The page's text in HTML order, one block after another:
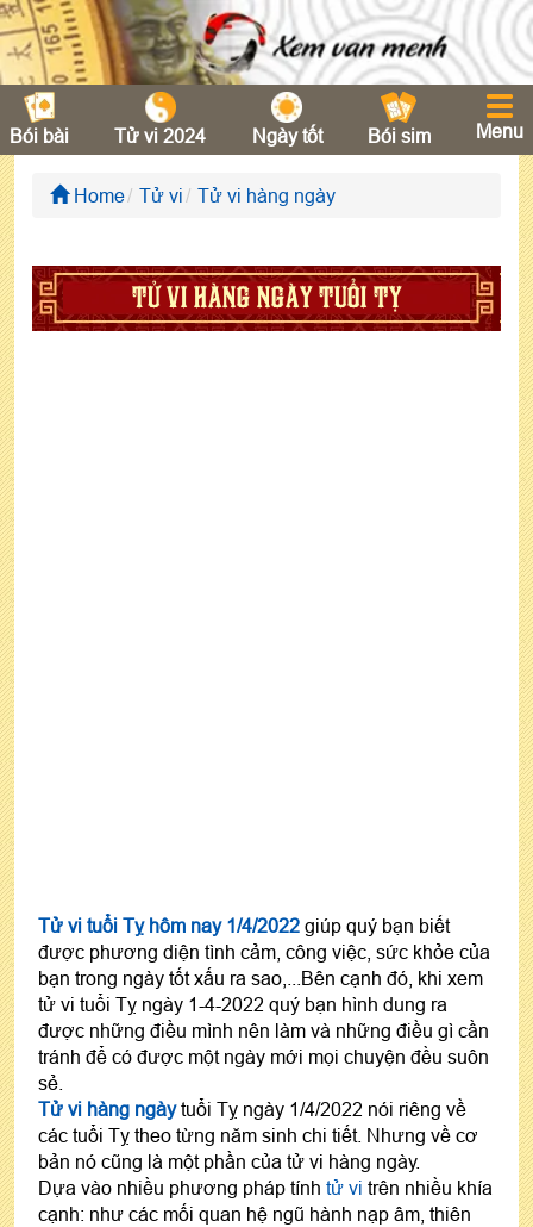
Bói bài Tử vi 2024 Ngày tốt Bói sim Menu
Home Tử vi Tử vi hàng ngày
TỬ VI HÀNG NGÀY TUỔI TỴ
Tử vi tuổi Tỵ hôm nay 1/4/2022 giúp quý bạn biết
được phương diện tình cảm, công việc, sức khỏe của
bạn trong ngày tốt xấu ra sao,...Bên cạnh đó, khi xem
tử vi tuổi Tỵ ngày 1-4-2022 quý bạn hình dung ra
được những điều mình nên làm và những điều gì cần
tránh để có được một ngày mới mọi chuyện đều suôn
sẻ.
Tử vi hàng ngàytuổi Tỵ ngày 1/4/2022 nói riêng về
các tuổi Tỵ theo từng năm sinh chi tiết. Nhưng về cơ
bản nó cũng là một phần của tử vi hàng ngày.
Dựa vào nhiều phương pháp tính tử vi trên nhiều khía
cạnh: như các mối quan hệ ngũ hành nạp âm, thiên